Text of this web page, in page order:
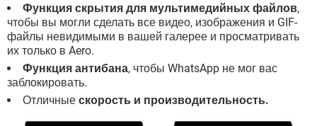
Функция скрытия для мультимедийных файлов,
чтобы вы могли сделать все видео, изображения и GIF-
файлы невидимыми в вашей галерее и просматривать
их только в Aero.
Функция антибана, чтобы WhatsApp не мог вас
заблокировать.
Отличные скорость и производительность.